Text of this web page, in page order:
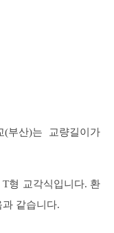
(부산)는 교량길이가
형 교각식입니다. 환
같습니다.